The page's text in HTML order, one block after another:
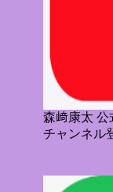
森﨑康太 公
チャンネル